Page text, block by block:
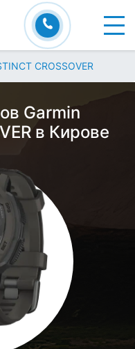
CROSSOVER
Garmin
в Кирове